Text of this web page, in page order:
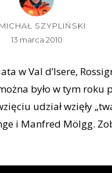
MICHAŁ SZYPLIŃSKI
13 marca 2010
w Val d’Isere,
było w tym
udział wzięły
i Manfred Mölgg.